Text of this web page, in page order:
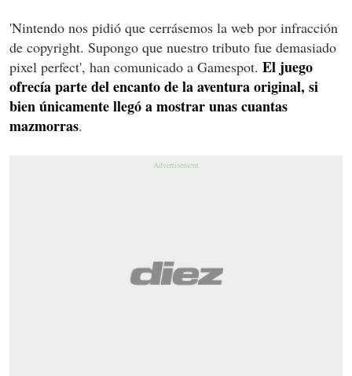
'Nintendo nos pidió que cerrásemos la web por infracción
de copyright. Supongo que nuestro tributo fue demasiado
pixel perfect', han comunicado a Gamespot. El juego
ofrecía parte del encanto de la aventura original, si
bien únicamente llegó a mostrar unas cuantas
mazmorras.